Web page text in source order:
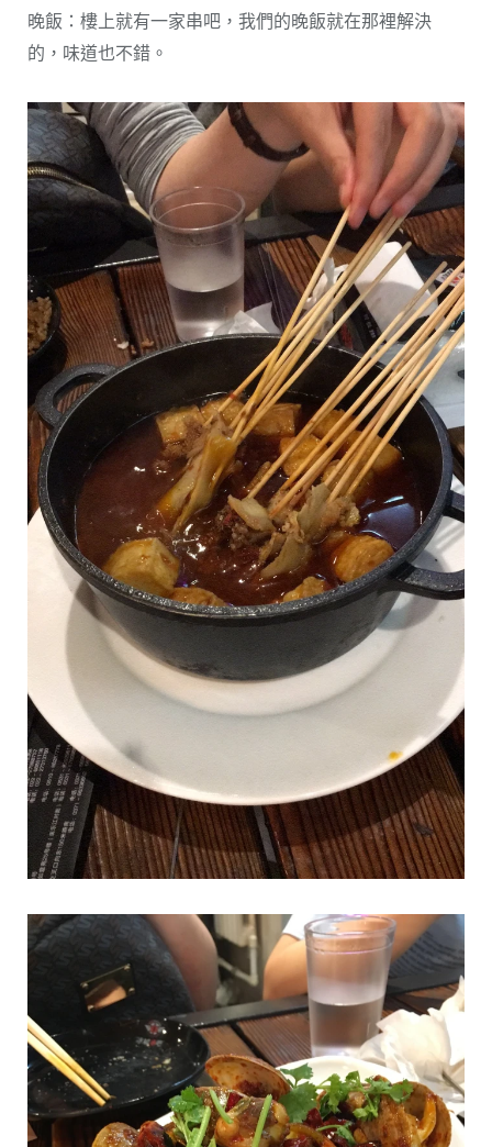
晚飯：樓上就有一家串吧，我們的晚飯就在那裡解決
的，味道也不錯。